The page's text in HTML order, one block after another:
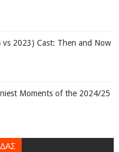
vs 2023) Cast: Then and Now
Moments of the 2024/25